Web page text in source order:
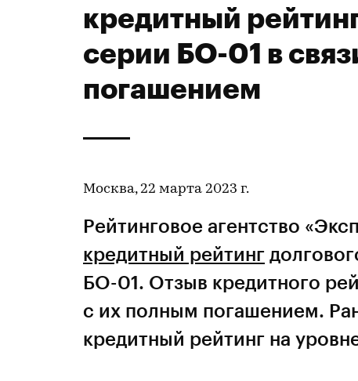
кредитный
серии БО-01 в
погашением
Москва, 22 марта 2023 г.
Рейтинговое агентство
кредитный рейтинг
БО-01. Отзыв кредитного
с их полным погашением.
кредитный рейтинг на